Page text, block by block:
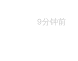
9分钟前